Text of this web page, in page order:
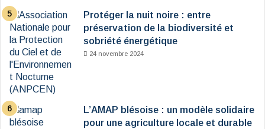
Protéger la nuit noire : entre
préservation de la biodiversité et
sobriété énergétique
24 novembre 2024
L’AMAP blésoise : un modèle solidaire
pour une agriculture locale et durable